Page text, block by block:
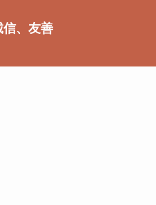
、友善